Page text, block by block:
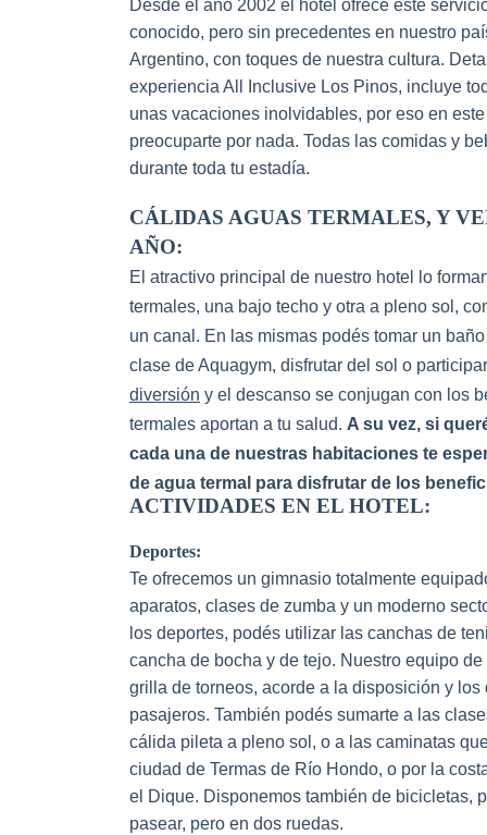
Desde el año 2002 el hotel ofrece este
conocido, pero sin precedentes en nuestro
Argentino, con toques de nuestra cultura.
experiencia All Inclusive Los Pinos, incluye
unas vacaciones inolvidables, por eso en
preocuparte por nada. Todas las comidas y
durante toda tu estadía.
CÁLIDAS AGUAS TERMALES, Y
AÑO:
El atractivo principal de nuestro hotel lo
termales, una bajo techo y otra a pleno sol,
un canal. En las mismas podés tomar un
clase de Aquagym, disfrutar del sol o
diversión y el descanso se conjugan con los
termales aportan a tu salud. A su vez, si
cada una de nuestras habitaciones te
de agua termal para disfrutar de los
ACTIVIDADES EN EL HOTEL:
Deportes:
Te ofrecemos un gimnasio totalmente
aparatos, clases de zumba y un moderno
los deportes, podés utilizar las canchas de
cancha de bocha y de tejo. Nuestro equipo
grilla de torneos, acorde a la disposición y los
pasajeros. También podés sumarte a las
cálida pileta a pleno sol, o a las caminatas
ciudad de Termas de Río Hondo, o por la
el Dique. Disponemos también de bicicletas,
pasear, pero en dos ruedas.